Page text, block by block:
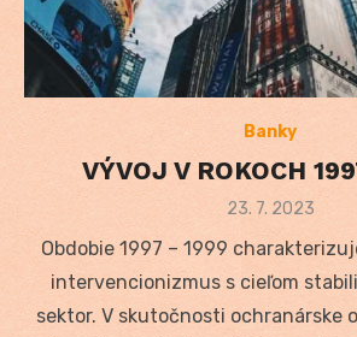
Banky
VÝVOJ V ROKOCH
Posted
23. 7. 2023
Obdobie 1997 – 1999
intervencionizmus s cieľom
sektor. V skutočnosti ochranárske